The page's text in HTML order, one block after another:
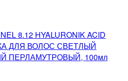
8.12 HYALURONIK ACID
ДЛЯ ВОЛОС СВЕТЛЫЙ
ПЕРЛАМУТРОВЫЙ, 100мл